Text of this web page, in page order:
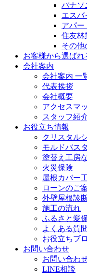
パナソ
エスバ
アパー
住友林
その他
お客様から選ばれ
会社案内
会社案内 一
代表挨拶
会社概要
アクセスマ
スタッフ紹
お役立ち情報
クリスタル
モルドバス
塗替え工房
火災保険
屋根カバー
ローンのご
外壁屋根診
施工の流れ
ふるさと愛
よくある質問
お役立ちブ
お問い合わせ
お問い合わ
LINE相談